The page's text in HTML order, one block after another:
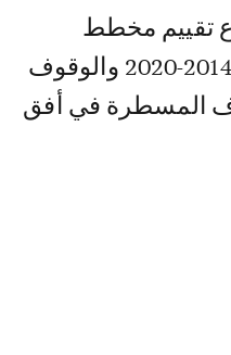
تقييم مخطط
تسريع التنمية الصناعية 2014-2020 والوقوف
المسطرة في أفق